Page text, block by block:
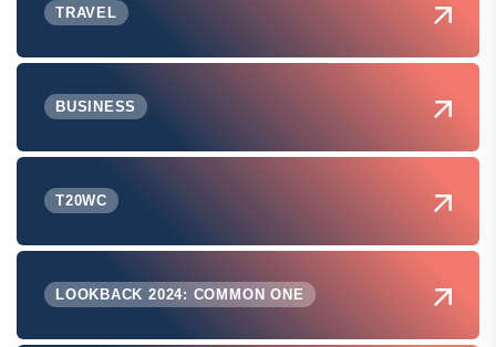
TRAVEL
BUSINESS
T20WC
LOOKBACK 2024: COMMON ONE